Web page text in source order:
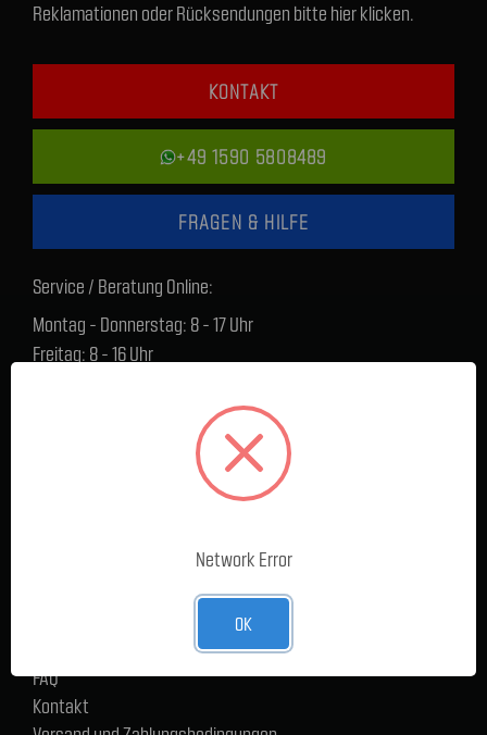
Reklamationen oder Rücksendungen bitte hier klicken.
KONTAKT
+49 1590 5808489
FRAGEN & HILFE
Service / Beratung Online:
Montag - Donnerstag: 8 - 17 Uhr
Freitag: 8 - 16 Uhr
Lager Lauenstein (Warenabholungen):
Montag - Donnerstag: 7.30 - 15 Uhr
FAQ
Kontakt
Network Error
OK